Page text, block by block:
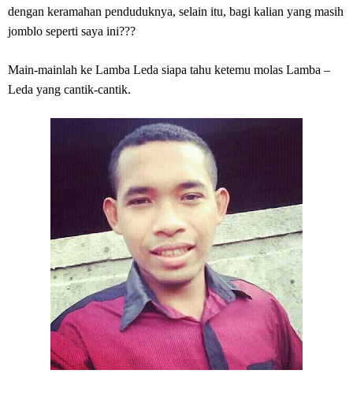
dengan keramahan penduduknya, selain itu, bagi kalian yang masih
jomblo seperti saya ini???
Main-mainlah ke Lamba Leda siapa tahu ketemu molas Lamba –
Leda yang cantik-cantik.